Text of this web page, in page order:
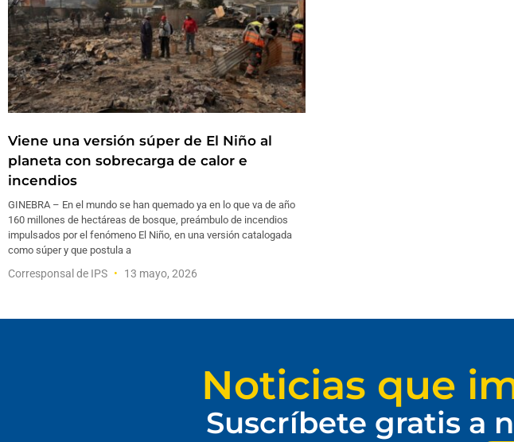
Viene una versión súper de El Niño al
planeta con sobrecarga de calor e
incendios
GINEBRA – En el mundo se han quemado ya en lo que va de año
160 millones de hectáreas de bosque, preámbulo de incendios
impulsados por el fenómeno El Niño, en una versión catalogada
como súper y que postula a
Corresponsal de IPS 13 mayo, 2026
Noticias que
Suscríbete gratis a